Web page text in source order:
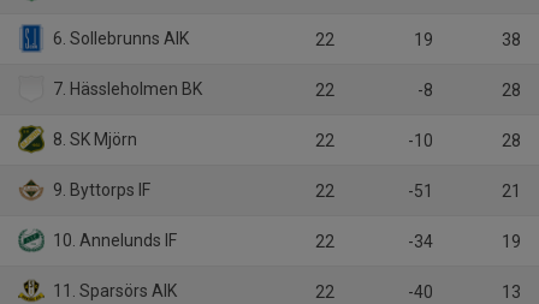
6. Sollebrunns AIK 22 19 38
7. Hässleholmen BK 22 -8 28
8. SK Mjörn 22 -10 28
9. Byttorps IF 22 -51 21
10. Annelunds IF 22 -34 19
11. Sparsörs AIK 22 -40 13